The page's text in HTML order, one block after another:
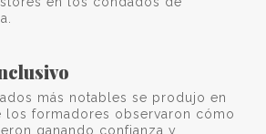
más notables se produjo en
formadores observaron cómo
ganando confianza y